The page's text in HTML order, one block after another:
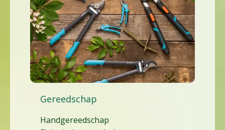
Gereedschap
Handgereedschap